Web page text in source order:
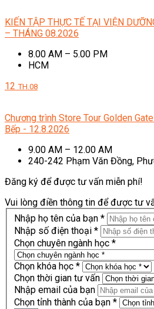
KIẾN TẬP THỰC TẾ TẠI VIỆN
– THÁNG 08.2026
8.00 AM – 5.00 PM
HCM
12 TH.08
Chương trình Store Tour Golden
Bếp - 12.8.2026
9.00 AM – 12.00 AM
240-242 Phạm Văn Đồng,
Đăng ký để được tư vấn miễn phí!
Vui lòng điền thông tin để được tư
Nhập họ tên của bạn *
Nhập số điện thoại *
Chọn chuyên ngành học *
Chọn khóa học *
Chọn thời gian tư vấn
Nhập email của bạn
Chọn tỉnh thành của bạn *